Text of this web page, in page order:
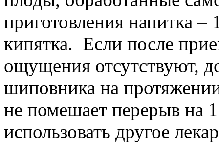
приготовления напитка –
кипятка. Если после
ощущения отсутствуют,
шиповника на
не помешает перерыв на
использовать другое